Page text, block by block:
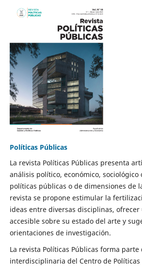
Políticas Públicas
La revista Políticas Públicas presenta
análisis político, económico, sociológico
políticas públicas o de dimensiones de
revista se propone estimular la
ideas entre diversas disciplinas,
accesible sobre su estado del arte y
orientaciones de investigación.
La revista Políticas Públicas forma
interdisciplinaria del Centro de